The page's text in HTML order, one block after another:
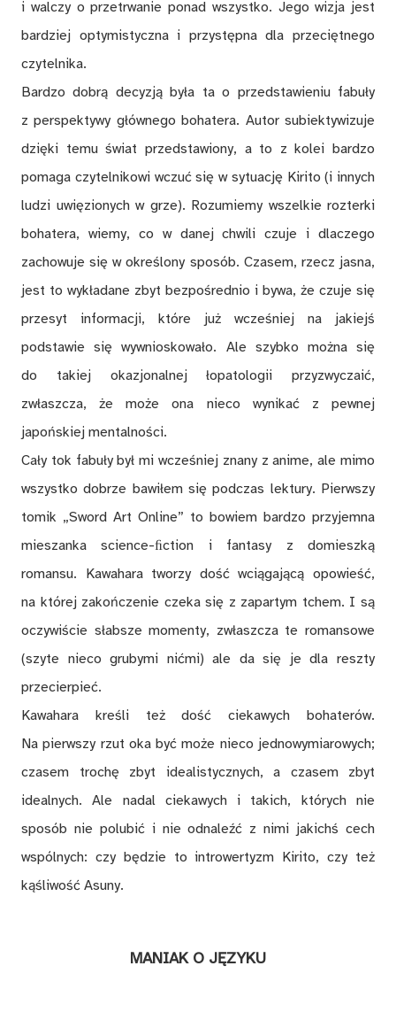
i walczy o przetrwanie ponad wszystko. Jego wizja jest
bardziej optymistyczna i przystępna dla przeciętnego
czytelnika.
Bardzo dobrą decyzją była ta o przedstawieniu fabuły
z perspektywy głównego bohatera. Autor subiektywizuje
dzięki temu świat przedstawiony, a to z kolei bardzo
pomaga czytelnikowi wczuć się w sytuację Kirito (i innych
ludzi uwięzionych w grze). Rozumiemy wszelkie rozterki
bohatera, wiemy, co w danej chwili czuje i dlaczego
zachowuje się w określony sposób. Czasem, rzecz jasna,
jest to wykładane zbyt bezpośrednio i bywa, że czuje się
przesyt informacji, które już wcześniej na jakiejś
podstawie się wywnioskowało. Ale szybko można się
do takiej okazjonalnej łopatologii przyzwyczaić,
zwłaszcza, że może ona nieco wynikać z pewnej
japońskiej mentalności.
Cały tok fabuły był mi wcześniej znany z anime, ale mimo
wszystko dobrze bawiłem się podczas lektury. Pierwszy
tomik „Sword Art Online” to bowiem bardzo przyjemna
mieszanka science-ﬁction i fantasy z domieszką
romansu. Kawahara tworzy dość wciągającą opowieść,
na której zakończenie czeka się z zapartym tchem. I są
oczywiście słabsze momenty, zwłaszcza te romansowe
(szyte nieco grubymi nićmi) ale da się je dla reszty
przecierpieć.
Kawahara kreśli też dość ciekawych bohaterów.
Na pierwszy rzut oka być może nieco jednowymiarowych;
czasem trochę zbyt idealistycznych, a czasem zbyt
idealnych. Ale nadal ciekawych i takich, których nie
sposób nie polubić i nie odnaleźć z nimi jakichś cech
wspólnych: czy będzie to introwertyzm Kirito, czy też
kąśliwość Asuny.
MANIAK O JĘZYKU